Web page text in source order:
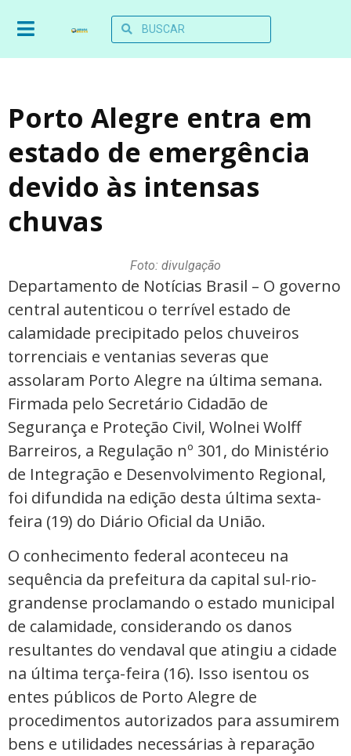
Porto Alegre entra em
estado de emergência
devido às intensas
chuvas
Foto: divulgação
Departamento de Notícias Brasil – O governo
central autenticou o terrível estado de
calamidade precipitado pelos chuveiros
torrenciais e ventanias severas que
assolaram Porto Alegre na última semana.
Firmada pelo Secretário Cidadão de
Segurança e Proteção Civil, Wolnei Wolff
Barreiros, a Regulação nº 301, do Ministério
de Integração e Desenvolvimento Regional,
foi difundida na edição desta última sexta-
feira (19) do Diário Oficial da União.
O conhecimento federal aconteceu na
sequência da prefeitura da capital sul-rio-
grandense proclamando o estado municipal
de calamidade, considerando os danos
resultantes do vendaval que atingiu a cidade
na última terça-feira (16). Isso isentou os
entes públicos de Porto Alegre de
procedimentos autorizados para assumirem
bens e utilidades necessárias à reparação